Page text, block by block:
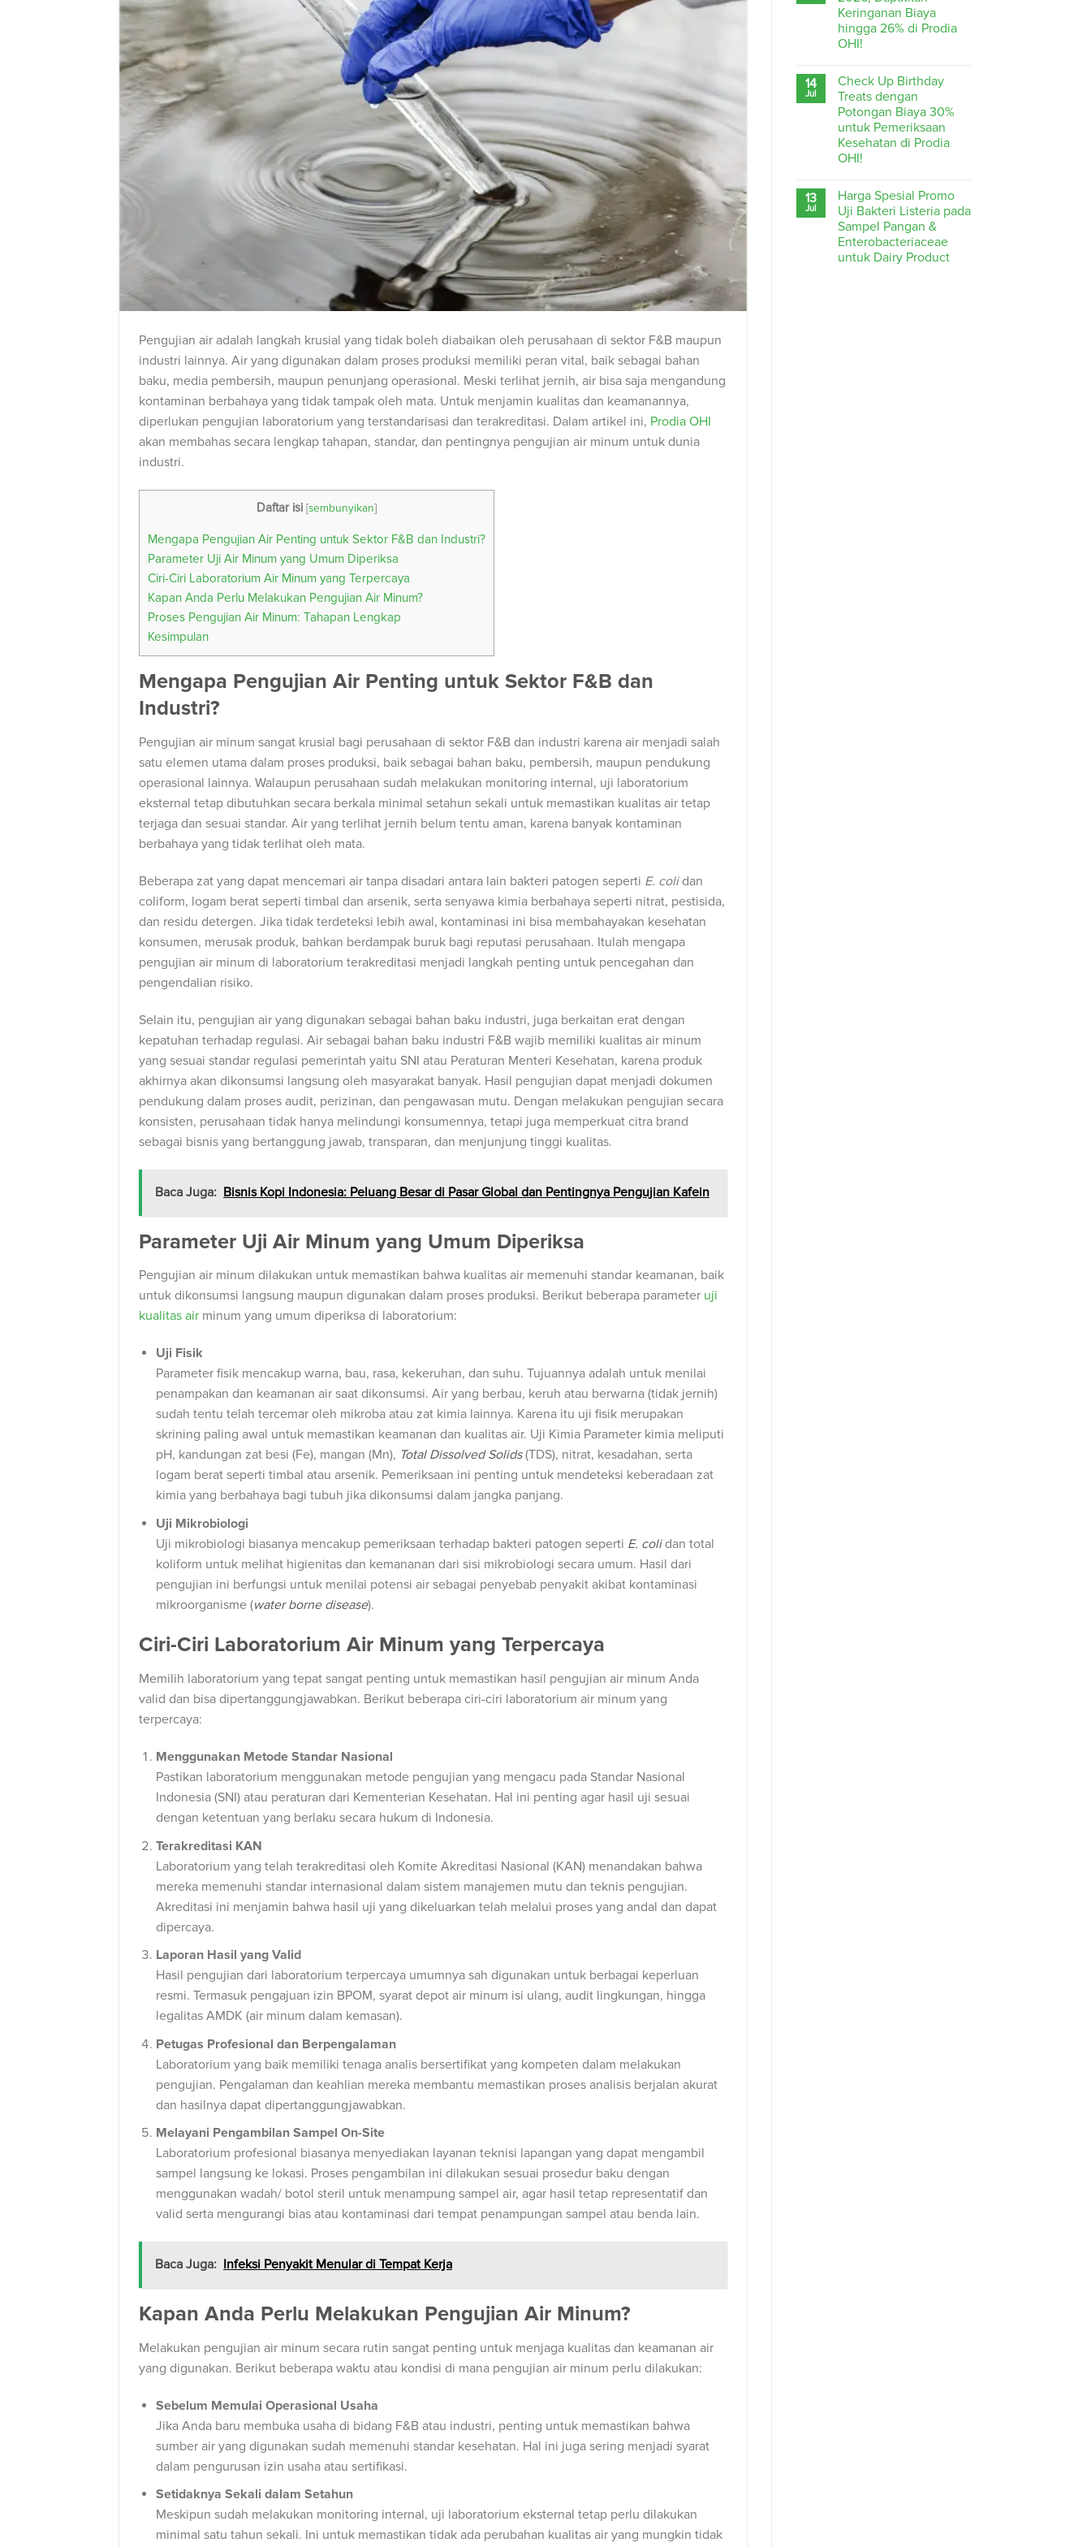
Pengujian air adalah langkah krusial yang tidak boleh diabaikan oleh perusahaan di sektor F&B maupun
industri lainnya. Air yang digunakan dalam proses produksi memiliki peran vital, baik sebagai bahan
baku, media pembersih, maupun penunjang operasional. Meski terlihat jernih, air bisa saja mengandung
kontaminan berbahaya yang tidak tampak oleh mata. Untuk menjamin kualitas dan keamanannya,
diperlukan pengujian laboratorium yang terstandarisasi dan terakreditasi. Dalam artikel ini, Prodia OHI
akan membahas secara lengkap tahapan, standar, dan pentingnya pengujian air minum untuk dunia
industri.
Daftar isi [sembunyikan]
Mengapa Pengujian Air Penting untuk Sektor F&B dan Industri?
Parameter Uji Air Minum yang Umum Diperiksa
Ciri-Ciri Laboratorium Air Minum yang Terpercaya
Kapan Anda Perlu Melakukan Pengujian Air Minum?
Proses Pengujian Air Minum: Tahapan Lengkap
Kesimpulan
Mengapa Pengujian Air Penting untuk Sektor F&B dan
Industri?
Pengujian air minum sangat krusial bagi perusahaan di sektor F&B dan industri karena air menjadi salah
satu elemen utama dalam proses produksi, baik sebagai bahan baku, pembersih, maupun pendukung
operasional lainnya. Walaupun perusahaan sudah melakukan monitoring internal, uji laboratorium
eksternal tetap dibutuhkan secara berkala minimal setahun sekali untuk memastikan kualitas air tetap
terjaga dan sesuai standar. Air yang terlihat jernih belum tentu aman, karena banyak kontaminan
berbahaya yang tidak terlihat oleh mata.
Beberapa zat yang dapat mencemari air tanpa disadari antara lain bakteri patogen seperti E. colidan
coliform, logam berat seperti timbal dan arsenik, serta senyawa kimia berbahaya seperti nitrat, pestisida,
dan residu detergen. Jika tidak terdeteksi lebih awal, kontaminasi ini bisa membahayakan kesehatan
konsumen, merusak produk, bahkan berdampak buruk bagi reputasi perusahaan. Itulah mengapa
pengujian air minum di laboratorium terakreditasi menjadi langkah penting untuk pencegahan dan
pengendalian risiko.
Selain itu, pengujian air yang digunakan sebagai bahan baku industri, juga berkaitan erat dengan
kepatuhan terhadap regulasi. Air sebagai bahan baku industri F&B wajib memiliki kualitas air minum
yang sesuai standar regulasi pemerintah yaitu SNI atau Peraturan Menteri Kesehatan, karena produk
akhirnya akan dikonsumsi langsung oleh masyarakat banyak. Hasil pengujian dapat menjadi dokumen
pendukung dalam proses audit, perizinan, dan pengawasan mutu. Dengan melakukan pengujian secara
konsisten, perusahaan tidak hanya melindungi konsumennya, tetapi juga memperkuat citra brand
sebagai bisnis yang bertanggung jawab, transparan, dan menjunjung tinggi kualitas.
Baca Juga: Bisnis Kopi Indonesia: Peluang Besar di Pasar Global dan Pentingnya Pengujian Kafein
Parameter Uji Air Minum yang Umum Diperiksa
Pengujian air minum dilakukan untuk memastikan bahwa kualitas air memenuhi standar keamanan, baik
untuk dikonsumsi langsung maupun digunakan dalam proses produksi. Berikut beberapa parameter uji
kualitas air minum yang umum diperiksa di laboratorium:
Uji Fisik
Parameter fisik mencakup warna, bau, rasa, kekeruhan, dan suhu. Tujuannya adalah untuk menilai
penampakan dan keamanan air saat dikonsumsi. Air yang berbau, keruh atau berwarna (tidak jernih)
sudah tentu telah tercemar oleh mikroba atau zat kimia lainnya. Karena itu uji fisik merupakan
skrining paling awal untuk memastikan keamanan dan kualitas air. Uji Kimia Parameter kimia meliputi
pH, kandungan zat besi (Fe), mangan (Mn), Total Dissolved Solids(TDS), nitrat, kesadahan, serta
logam berat seperti timbal atau arsenik. Pemeriksaan ini penting untuk mendeteksi keberadaan zat
kimia yang berbahaya bagi tubuh jika dikonsumsi dalam jangka panjang.
Uji Mikrobiologi
Uji mikrobiologi biasanya mencakup pemeriksaan terhadap bakteri patogen seperti E. colidan total
koliform untuk melihat higienitas dan kemananan dari sisi mikrobiologi secara umum. Hasil dari
pengujian ini berfungsi untuk menilai potensi air sebagai penyebab penyakit akibat kontaminasi
mikroorganisme (water borne disease).
Ciri-Ciri Laboratorium Air Minum yang Terpercaya
Memilih laboratorium yang tepat sangat penting untuk memastikan hasil pengujian air minum Anda
valid dan bisa dipertanggungjawabkan. Berikut beberapa ciri-ciri laboratorium air minum yang
terpercaya:
Menggunakan Metode Standar Nasional
Pastikan laboratorium menggunakan metode pengujian yang mengacu pada Standar Nasional
Indonesia (SNI) atau peraturan dari Kementerian Kesehatan. Hal ini penting agar hasil uji sesuai
dengan ketentuan yang berlaku secara hukum di Indonesia.
Terakreditasi KAN
Laboratorium yang telah terakreditasi oleh Komite Akreditasi Nasional (KAN) menandakan bahwa
mereka memenuhi standar internasional dalam sistem manajemen mutu dan teknis pengujian.
Akreditasi ini menjamin bahwa hasil uji yang dikeluarkan telah melalui proses yang andal dan dapat
dipercaya.
Laporan Hasil yang Valid
Hasil pengujian dari laboratorium terpercaya umumnya sah digunakan untuk berbagai keperluan
resmi. Termasuk pengajuan izin BPOM, syarat depot air minum isi ulang, audit lingkungan, hingga
legalitas AMDK (air minum dalam kemasan).
Petugas Profesional dan Berpengalaman
Laboratorium yang baik memiliki tenaga analis bersertifikat yang kompeten dalam melakukan
pengujian. Pengalaman dan keahlian mereka membantu memastikan proses analisis berjalan akurat
dan hasilnya dapat dipertanggungjawabkan.
Melayani Pengambilan Sampel On-Site
Laboratorium profesional biasanya menyediakan layanan teknisi lapangan yang dapat mengambil
sampel langsung ke lokasi. Proses pengambilan ini dilakukan sesuai prosedur baku dengan
menggunakan wadah/ botol steril untuk menampung sampel air, agar hasil tetap representatif dan
valid serta mengurangi bias atau kontaminasi dari tempat penampungan sampel atau benda lain.
Baca Juga: Infeksi Penyakit Menular di Tempat Kerja
Kapan Anda Perlu Melakukan Pengujian Air Minum?
Melakukan pengujian air minum secara rutin sangat penting untuk menjaga kualitas dan keamanan air
yang digunakan. Berikut beberapa waktu atau kondisi di mana pengujian air minum perlu dilakukan:
Sebelum Memulai Operasional Usaha
Jika Anda baru membuka usaha di bidang F&B atau industri, penting untuk memastikan bahwa
sumber air yang digunakan sudah memenuhi standar kesehatan. Hal ini juga sering menjadi syarat
dalam pengurusan izin usaha atau sertifikasi.
Setidaknya Sekali dalam Setahun
Meskipun sudah melakukan monitoring internal, uji laboratorium eksternal tetap perlu dilakukan
minimal satu tahun sekali. Ini untuk memastikan tidak ada perubahan kualitas air yang mungkin tidak
Keringanan Biaya
hingga 26% di Prodia
OHI!
14
Jul
Check Up Birthday
Treats dengan
Potongan Biaya 30%
untuk Pemeriksaan
Kesehatan di Prodia
OHI!
13
Jul
Harga Spesial Promo
Uji Bakteri Listeria pada
Sampel Pangan &
Enterobacteriaceae
untuk Dairy Product